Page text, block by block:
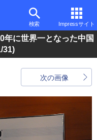
検索 Impressサイト
年に世界一となった中国
31)
次の画像